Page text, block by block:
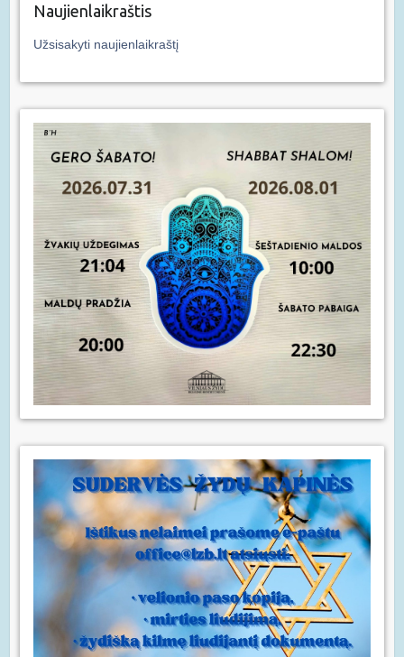
Naujienlaikraštis
Užsisakyti naujienlaikraštį